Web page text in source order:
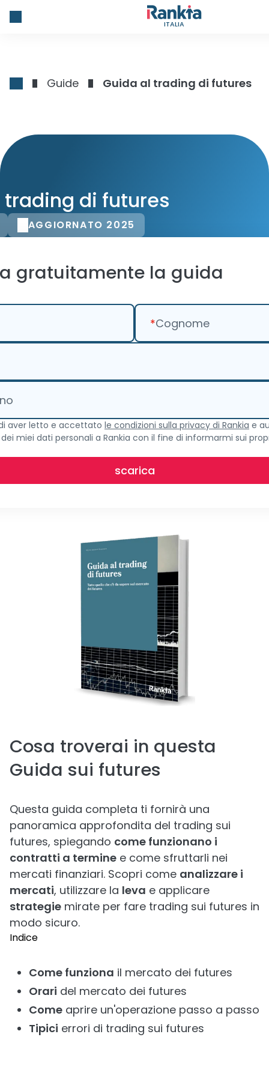
ITALIA
Guide Guida al trading di futures
trading di futures
AGGIORNATO 2025
gratuitamente la guida
*Cognome
aver letto e accettato le condizioni sulla privacy di Rankia e
miei dati personali a Rankia con il fine di informarmi sui
scarica
Cosa troverai in questa
Guida sui futures
Questa guida completa ti fornirà una
panoramica approfondita del trading sui
futures, spiegando come funzionano i
contratti a termine e come sfruttarli nei
mercati finanziari. Scopri come analizzare i
mercati, utilizzare la leva e applicare
strategie mirate per fare trading sui futures in
modo sicuro.
Indice
Come funziona il mercato dei futures
Orari del mercato dei futures
Come aprire un'operazione passo a passo
Tipici errori di trading sui futures